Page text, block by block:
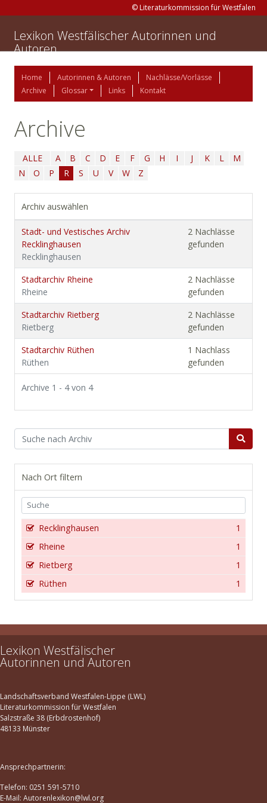
© Literaturkommission für Westfalen
Lexikon Westfälischer Autorinnen und
Autoren
Home Autorinnen & Autoren
Nachlässe/Vorlässe
Archive
Glossar Links Kontakt
Archive
ALLE A B C D E F G H I J K L
M
N
O P R S U V W Z
Archiv auswählen
Stadt- und Vestisches Archiv
Recklinghausen
Recklinghausen
2 Nachlässe
gefunden
Stadtarchiv Rheine
Rheine
2 Nachlässe
gefunden
Stadtarchiv Rietberg
Rietberg
2 Nachlässe
gefunden
Stadtarchiv Rüthen
Rüthen
1 Nachlass
gefunden
Archive 1 - 4 von 4
Nach Ort filtern
1
Recklinghausen
1
Rheine
1
Rietberg
1
Rüthen
Lexikon Westfälischer
Autorinnen und Autoren
Landschaftsverband Westfalen-Lippe (LWL)
Literaturkommission für Westfalen
Salzstraße 38 (Erbdrostenhof)
48133 Münster
Ansprechpartnerin:
Telefon: 0251 591-5710
E-Mail: Autorenlexikon@lwl.org